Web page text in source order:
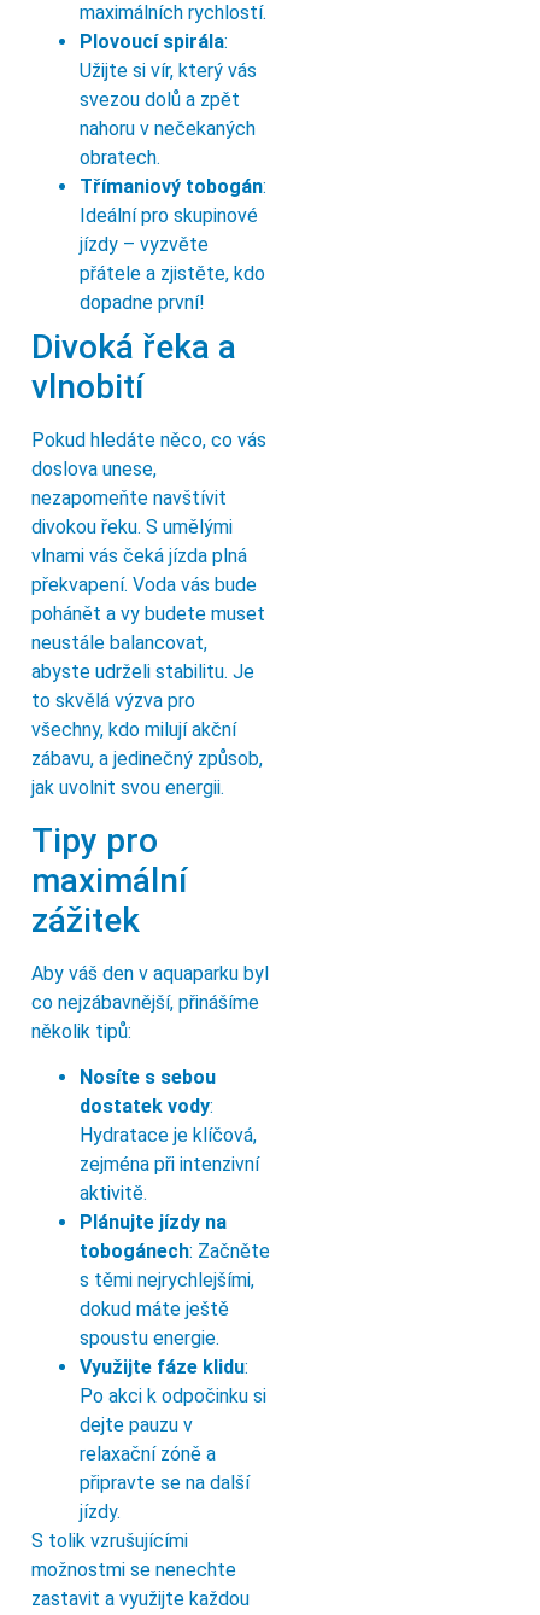
maximálních rychlostí.
Plovoucí spirála:
Užijte si vír, který vás
svezou dolů a zpět
nahoru v nečekaných
obratech.
Třímaniový tobogán:
Ideální pro skupinové
jízdy – vyzvěte
přátele a zjistěte, kdo
dopadne první!
Divoká řeka a
vlnobití
Pokud hledáte něco, co vás
doslova unese,
nezapomeňte navštívit
divokou řeku. S umělými
vlnami vás čeká jízda plná
překvapení. Voda vás bude
pohánět a vy budete muset
neustále balancovat,
abyste udrželi stabilitu. Je
to skvělá výzva pro
všechny, kdo milují akční
zábavu, a jedinečný způsob,
jak uvolnit svou energii.
Tipy pro
maximální
zážitek
Aby váš den v aquaparku byl
co nejzábavnější, přinášíme
několik tipů:
Nosíte s sebou
dostatek vody:
Hydratace je klíčová,
zejména při intenzivní
aktivitě.
Plánujte jízdy na
tobogánech: Začněte
s těmi nejrychlejšími,
dokud máte ještě
spoustu energie.
Využijte fáze klidu:
Po akci k odpočinku si
dejte pauzu v
relaxační zóně a
připravte se na další
jízdy.
S tolik vzrušujícími
možnostmi se nenechte
zastavit a využijte každou